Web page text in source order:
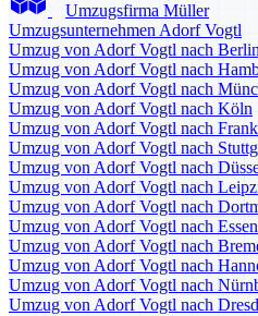
Umzugsfirma Müller
Umzugsunternehmen Adorf Vogtl
Umzug von Adorf Vogtl nach Berlin
Umzug von Adorf Vogtl nach
Umzug von Adorf Vogtl nach
Umzug von Adorf Vogtl nach Köln
Umzug von Adorf Vogtl nach
Umzug von Adorf Vogtl nach
Umzug von Adorf Vogtl nach
Umzug von Adorf Vogtl nach
Umzug von Adorf Vogtl nach
Umzug von Adorf Vogtl nach Essen
Umzug von Adorf Vogtl nach
Umzug von Adorf Vogtl nach
Umzug von Adorf Vogtl nach
Umzug von Adorf Vogtl nach